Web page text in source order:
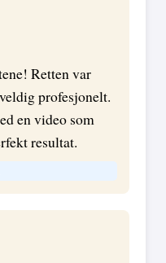
Retten var
profesjonelt.
en video som
resultat.